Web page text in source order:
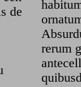
de
rerum